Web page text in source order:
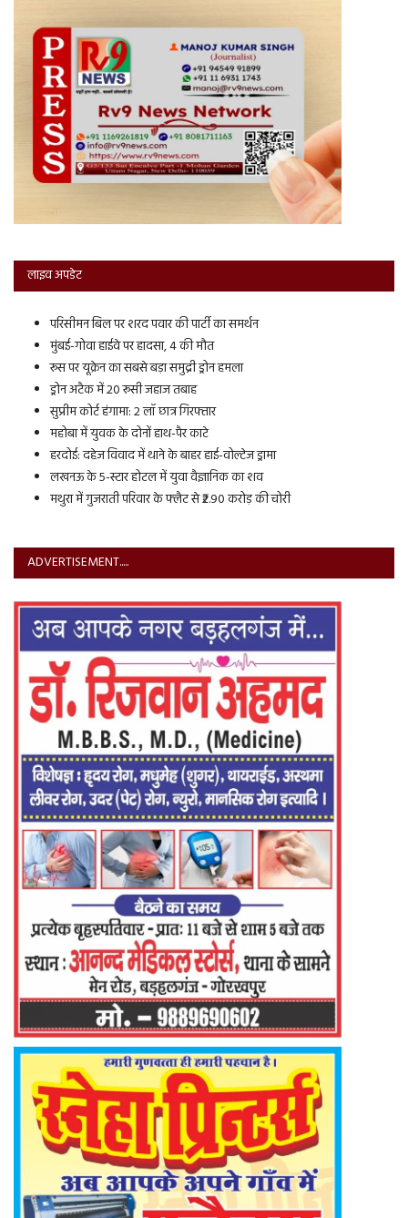
लाइव अपडेट
परिसीमन बिल पर शरद पवार की पार्टी का समर्थन
मुंबई-गोवा हाईवे पर हादसा, 4 की मौत
रूस पर यूक्रेन का सबसे बड़ा समुद्री ड्रोन हमला
ड्रोन अटैक में 20 रूसी जहाज तबाह
सुप्रीम कोर्ट हंगामा: 2 लॉ छात्र गिरफ्तार
महोबा में युवक के दोनों हाथ-पैर काटे
हरदोई: दहेज विवाद में थाने के बाहर हाई-वोल्टेज ड्रामा
लखनऊ के 5-स्टार होटल में युवा वैज्ञानिक का शव
मथुरा में गुजराती परिवार के फ्लैट से ₹2.90 करोड़ की चोरी
ADVERTISEMENT.....